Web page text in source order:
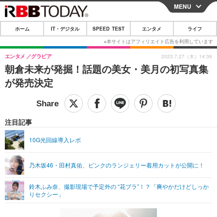
CLOSE
ホーム
IT・デジタル
IT・デジタルTOP スマートフォン
ショッピング その他
SPEED TEST
エンタメTOP 映画・ドラマ
グラビア ブログ
ショッピング その他
ライフTOP
リリース一覧
プッシュ通知の停止方法
MENU
ホーム IT・デジタル SPEED TEST エンタメ ライフ
朝倉未来が発掘！話題の美女・美月の初写真集
が発売決定
エンタメ グラビア
注目記事
10G光回線導入レポ
乃木坂46・田村真佑、ピンクのランジェリー着用カットが公開に！
鈴木ふみ奈、撮影現場で予定外の “花ブラ”！？「爽やかだけどしっか
りセクシー」
2023.7.27（木）14:36